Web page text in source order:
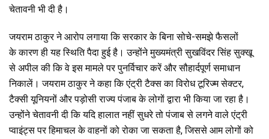
चेतावनी भी दी है।
जयराम ठाकुर ने आरोप लगाया कि सरकार के बिना सोचे-समझे फैसलों
के कारण ही यह स्थिति पैदा हुई है। उन्होंने मुख्यमंत्री सुखविंदर सिंह सुक्खू
से अपील की कि वे इस मामले पर पुनर्विचार करें और सौहार्दपूर्ण समाधान
निकालें। जयराम ठाकुर ने कहा कि एंट्री टैक्स का विरोध टूरिज्म सेक्टर,
टैक्सी यूनियनों और पड़ोसी राज्य पंजाब के लोगों द्वारा भी किया जा रहा है।
उन्होंने चेतावनी दी कि यदि हालात नहीं सुधरे तो पंजाब से लगने वाले एंट्री
प्वाइंट्स पर हिमाचल के वाहनों को रोका जा सकता है, जिससे आम लोगों को